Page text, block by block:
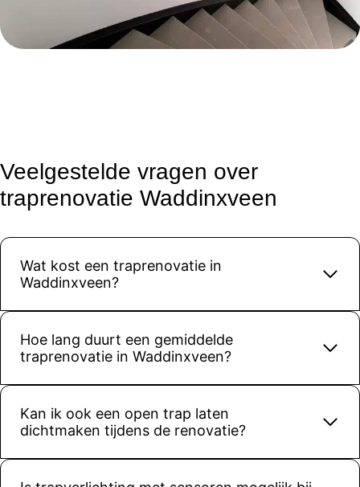
van zijn
vak.
g is top.
Onze
er weer
en strak
uit,
precies
hadden
Kortom:
een
betrouw
bedrijf
Veelgestelde vragen over
traprenovatie Waddinxveen
Wat kost een traprenovatie in
Waddinxveen?
Hoe lang duurt een gemiddelde
traprenovatie in Waddinxveen?
Kan ik ook een open trap laten
dichtmaken tijdens de renovatie?